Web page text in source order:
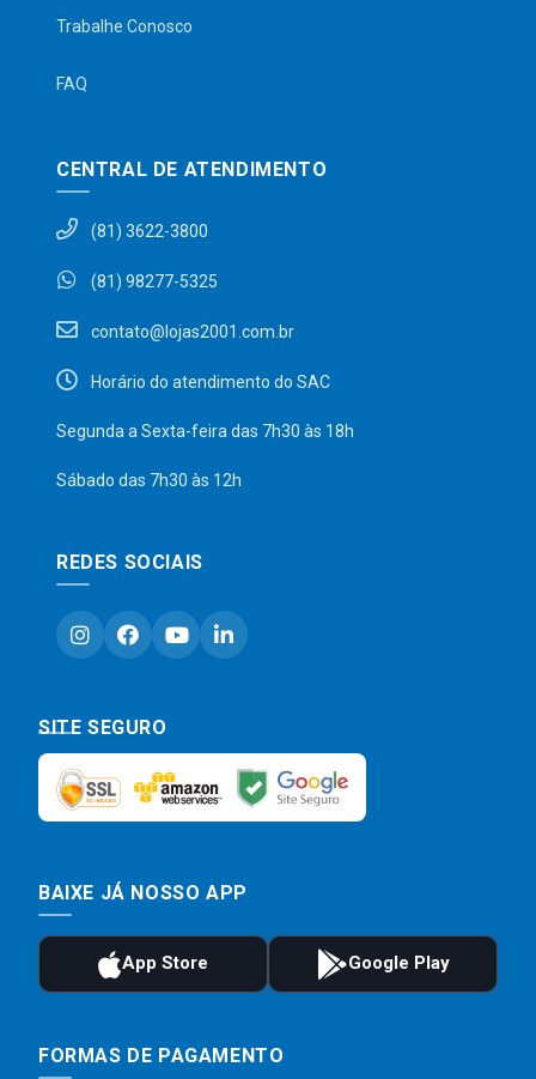
Trabalhe Conosco
FAQ
CENTRAL DE ATENDIMENTO
(81) 3622-3800
(81) 98277-5325
contato@lojas2001.com.br
Horário do atendimento do SAC
Segunda a Sexta-feira das 7h30 às 18h
Sábado das 7h30 às 12h
REDES SOCIAIS
SITE SEGURO
BAIXE JÁ NOSSO APP
FORMAS DE PAGAMENTO